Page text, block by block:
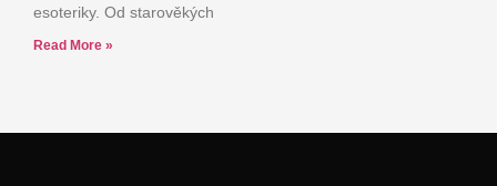
esoteriky. Od starověkých
Read More »